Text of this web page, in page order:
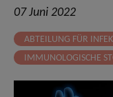
07 Juni 2022
ABTEILUNG FÜR
IMMUNOLOGISCHE